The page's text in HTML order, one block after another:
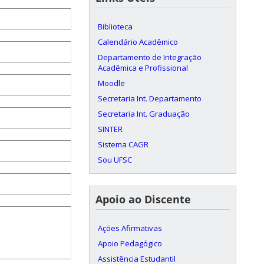
Biblioteca
Calendário Acadêmico
Departamento de Integração
Acadêmica e Profissional
Moodle
Secretaria Int. Departamento
Secretaria Int. Graduação
SINTER
Sistema CAGR
Sou UFSC
Apoio ao Discente
Ações Afirmativas
Apoio Pedagógico
Assistência Estudantil